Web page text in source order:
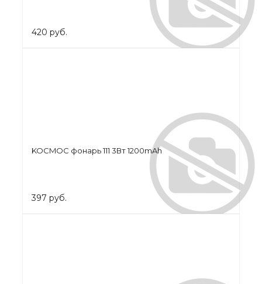
420 руб.
KOCMOC фонарь 111 3Вт 1200mAh
397 руб.